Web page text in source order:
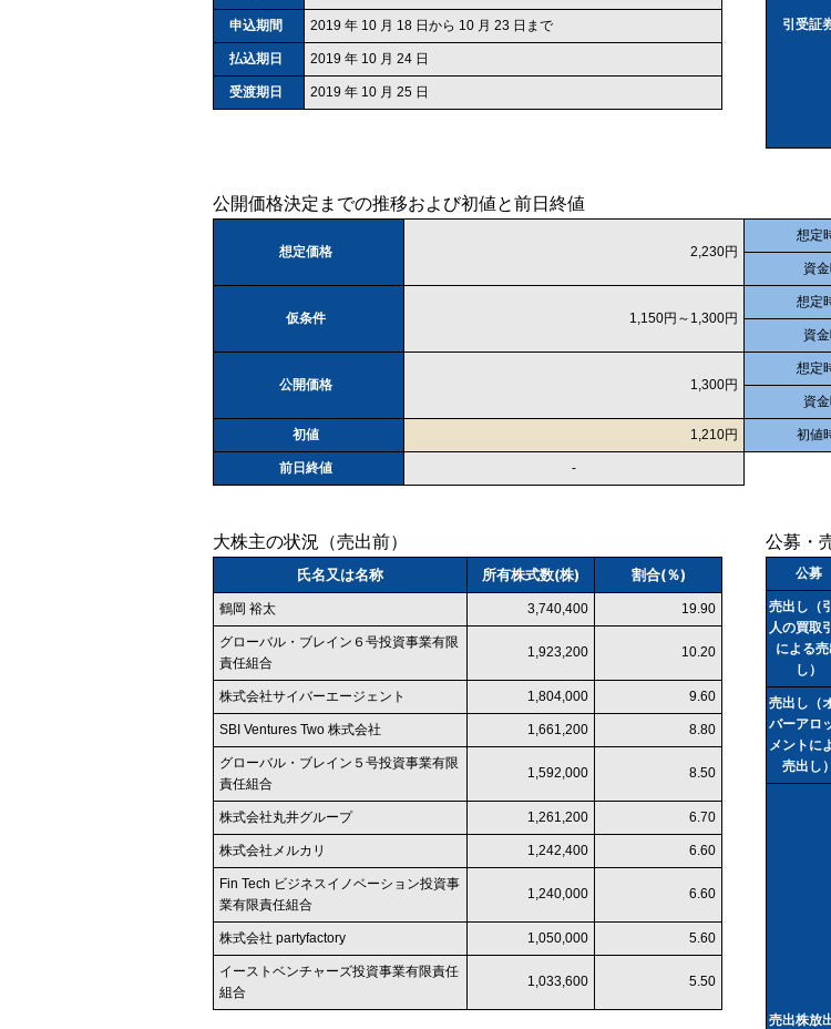
申込期間 2019 年 10 月 18 日から 10 月 23 日まで
払込期日 2019 年 10 月 24 日
受渡期日 2019 年 10 月 25 日
引受証
公開価格決定までの推移および初値と前日終値
想定価格 2,230円
想定
資
仮条件 1,150円～1,300円
想定
資
公開価格 1,300円
想定
資
初値 1,210円 初値
前日終値 -
大株主の状況（売出前）
氏名又は名称 所有株式数(株) 割合(％)
鶴岡 裕太 3,740,400 19.90
グローバル・ブレイン６号投資事業有限
責任組合
1,923,200 10.20
株式会社サイバーエージェント 1,804,000 9.60
SBI Ventures Two 株式会社 1,661,200 8.80
グローバル・ブレイン５号投資事業有限
責任組合
1,592,000 8.50
株式会社丸井グループ 1,261,200 6.70
株式会社メルカリ 1,242,400 6.60
Fin Tech ビジネスイノベーション投資事
業有限責任組合
1,240,000 6.60
株式会社 partyfactory 1,050,000 5.60
イーストベンチャーズ投資事業有限責任
組合
1,033,600 5.50
公募・
公募
売出し（
人の買取
による売
し）
売出し（
バーアロ
メントに
売出し）
売出株放